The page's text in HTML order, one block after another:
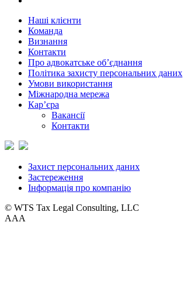
Наші клієнти
Команда
Визнання
Контакти
Про адвокатське об’єднання
Політика захисту персональних даних
Умови використання
Міжнародна мережа
Кар’єра
Вакансії
Контакти
Захист персональних даних
Застереження
Інформація про компанію
© WTS Tax Legal Consulting, LLC
AAA